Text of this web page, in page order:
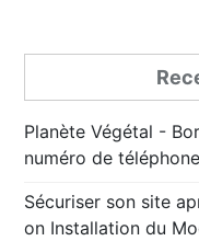
Planète Végétal -
numéro de
Sécuriser son site
on Installation du